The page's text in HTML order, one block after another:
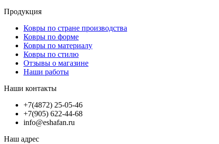
Продукция
Ковры по стране производства
Ковры по форме
Ковры по материалу
Ковры по стилю
Отзывы о магазине
Наши работы
Наши контакты
+7(4872) 25-05-46
+7(905) 622-44-68
info@eshafan.ru
Наш адрес